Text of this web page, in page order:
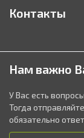
Контакты
Нам важно
У Вас есть
Тогда
обязательно